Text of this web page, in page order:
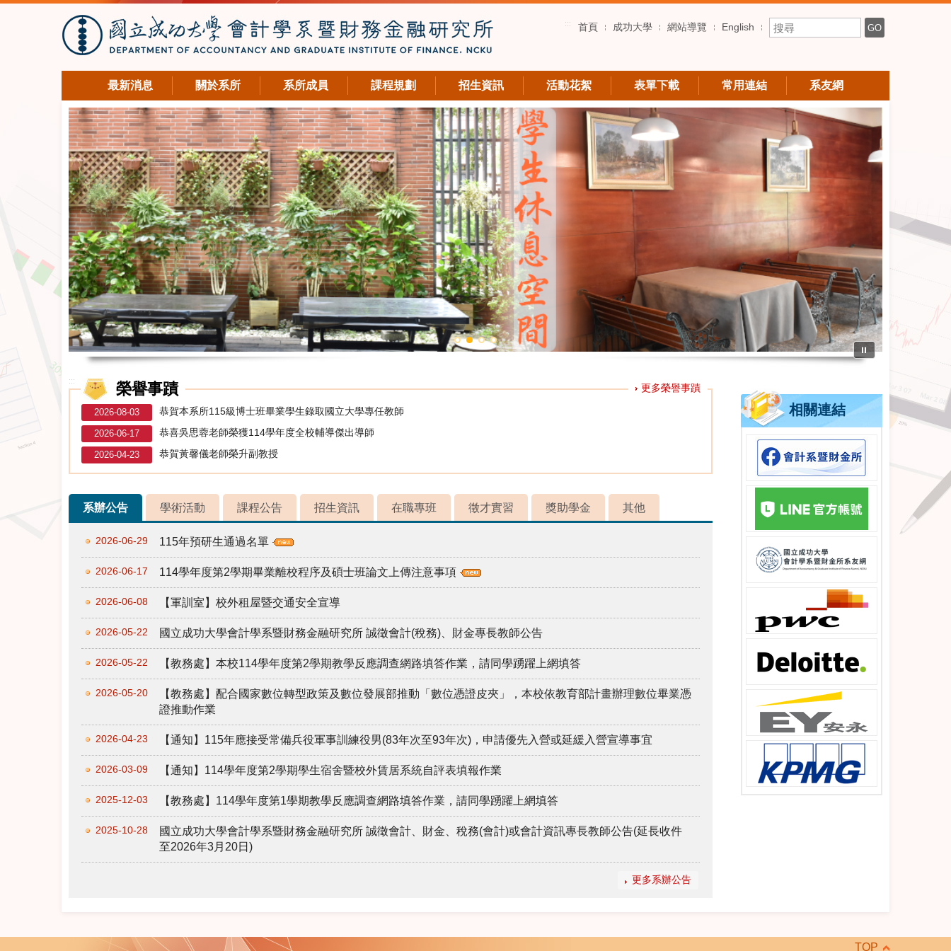
::: 首頁 成功大學 網站導覽 English 搜尋關鍵字 GO
最新消息 關於系所 系所成員 課程規劃 招生資訊 活動花絮 表單下載 常用連結 系友網
⏸
::: 榮譽事蹟 更多榮譽事蹟
2026-08-03 恭賀本系所115級博士班畢業學生錄取國立大學專任教師
2026-06-17 恭喜吳思蓉老師榮獲114學年度全校輔導傑出導師
2026-04-23 恭賀黃馨儀老師榮升副教授
系辦公告 學術活動 課程公告 招生資訊 在職專班 徵才實習 獎助學金 其他
2026-06-29 115年預研生通過名單
2026-06-17 114學年度第2學期畢業離校程序及碩士班論文上傳注意事項
2026-06-08 【軍訓室】校外租屋暨交通安全宣導
2026-05-22 國立成功大學會計學系暨財務金融研究所 誠徵會計(稅務)、財金專長教師公告
2026-05-22 【教務處】本校114學年度第2學期教學反應調查網路填答作業，請同學踴躍上網填答
2026-05-20
【教務處】配合國家數位轉型政策及數位發展部推動「數位憑證皮夾」，本校依教育部計畫辦理數位畢業憑
證推動作業
2026-04-23 【通知】115年應接受常備兵役軍事訓練役男(83年次至93年次)，申請優先入營或延緩入營宣導事宜
2026-03-09 【通知】114學年度第2學期學生宿舍暨校外賃居系統自評表填報作業
2025-12-03 【教務處】114學年度第1學期教學反應調查網路填答作業，請同學踴躍上網填答
2025-10-28
國立成功大學會計學系暨財務金融研究所 誠徵會計、財金、稅務(會計)或會計資訊專長教師公告(延長收件
至2026年3月20日)
更多系辦公告
相關連結
TOP